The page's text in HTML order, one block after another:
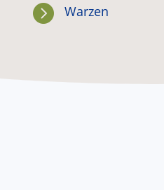
 Warzen